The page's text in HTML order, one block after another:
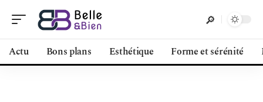
Actu Bons plans Esthétique Forme et sérénité